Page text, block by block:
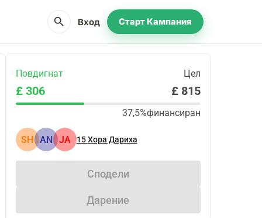
search Вход Старт Кампания
Повдигнат Цел
£ 306 £ 815
37,5%финансиран
SH AN JA 15Хора Дариха
Сподели
Дарение